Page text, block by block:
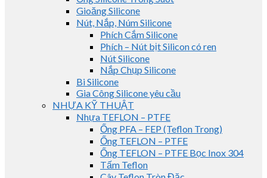
Gioăng Silicone
Nút, Nắp, Núm Silicone
Phích Cắm Silicone
Phích – Nút bịt Silicon có ren
Nút Silicone
Nắp Chụp Silicone
Bi Silicone
Gia Công Silicone yêu cầu
NHỰA KỸ THUẬT
Nhựa TEFLON – PTFE
Ống PFA – FEP (Teflon Trong)
Ống TEFLON – PTFE
Ống TEFLON – PTFE Bọc Inox 304
Tấm Teflon